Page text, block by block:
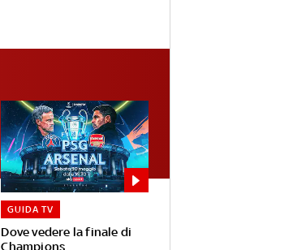
Dove vedere la finale di
Champions
GUIDA TV